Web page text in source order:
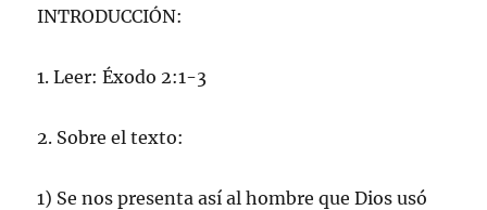
INTRODUCCIÓN:
1. Leer: Éxodo 2:1-3
2. Sobre el texto:
1) Se nos presenta así al hombre que Dios usó